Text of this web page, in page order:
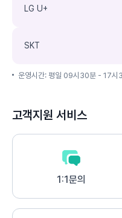
LG U+
SKT
운영시간: 평일 09시30분 - 17시
고객지원 서비스
1:1문의